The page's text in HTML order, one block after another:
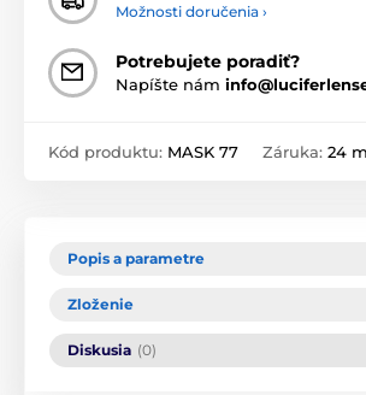
Možnosti doručenia ›
Potrebujete poradiť?
Napíšte nám
Kód produktu: MASK 77 Záruka: 24
Popis a parametre
Zloženie
Diskusia (0)